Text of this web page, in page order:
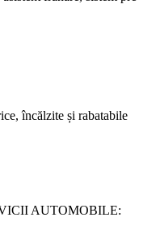
încălzite și rabatabile
AUTOMOBILE: